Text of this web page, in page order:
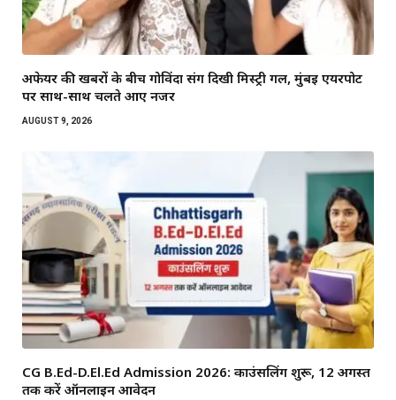
अफेयर की खबरों के बीच गोविंदा संग दिखी मिस्ट्री गर्ल, मुंबई एयरपोर्ट
पर साथ-साथ चलते आए नजर
AUGUST 9, 2026
CG B.Ed-D.El.Ed Admission 2026: काउंसलिंग शुरू, 12 अगस्त
तक करें ऑनलाइन आवेदन